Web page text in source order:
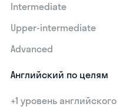
Intermediate
Upper-intermediate
Advanced
Английский по целям
+1 уровень английского